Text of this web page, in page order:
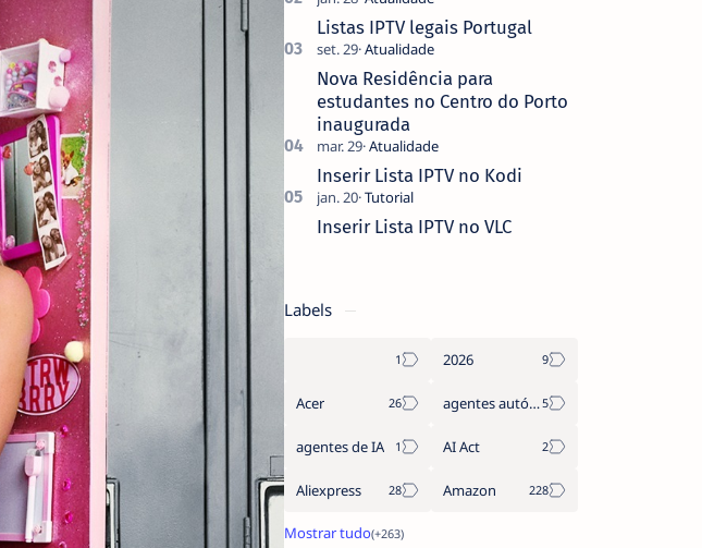
que não pediste, ban…
Listas IPTV legais Portugal
Nova Residência para
estudantes no Centro do Porto
inaugurada
Inserir Lista IPTV no Kodi
Inserir Lista IPTV no VLC
Labels
2026
Acer agentes autónomos
agentes de IA AI Act
Aliexpress Amazon